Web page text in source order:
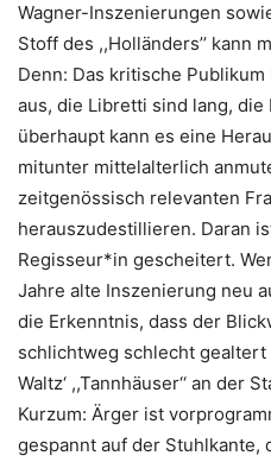
Wagner-Inszenierungen
Stoff des ,,Holländers’’ kann
Denn: Das kritische
aus, die Libretti sind lang, die
überhaupt kann es eine
mitunter mittelalterlich
zeitgenössisch relevanten
herauszudestillieren. Daran
Regisseur*in gescheitert.
Jahre alte Inszenierung neu
die Erkenntnis, dass der
schlichtweg schlecht gealtert
Waltz‘ ,,Tannhäuser‘‘ an der
Kurzum: Ärger ist
gespannt auf der Stuhlkante,